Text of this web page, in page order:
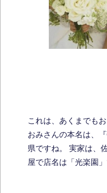
これは、あくまでも
おみさんの本名は、
県ですね。 実家は、
屋で店名は「光楽園